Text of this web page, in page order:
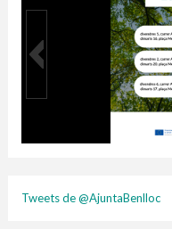
Tweets de @AjuntaBenlloc